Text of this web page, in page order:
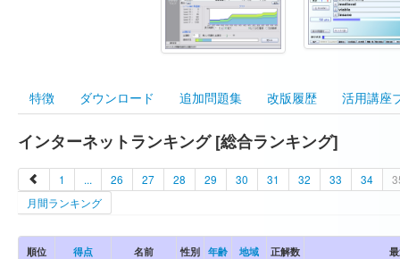
特徴 ダウンロード 追加問題集 改版履歴 活用講座
インターネットランキング [総合ランキング]
1 ... 26 27 28 29 30 31 32 33 34
月間ランキング
順位 得点 名前 性別 年齢 地域 正解数